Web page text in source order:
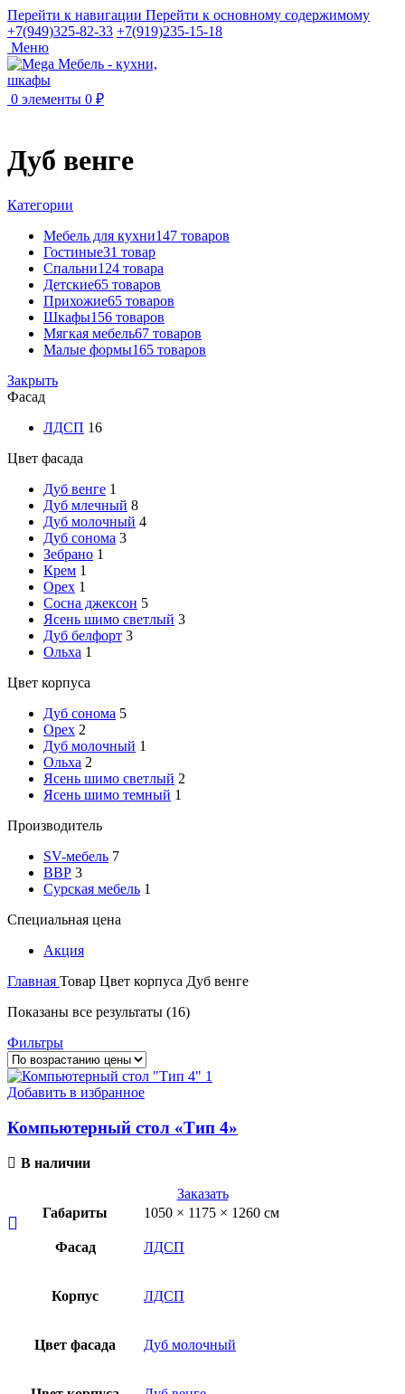
Перейти к навигации Перейти к основному содержимому
+7(949)325-82-33 +7(919)235-15-18
Меню
0 элементы 0 ₽
Дуб венге
Категории
Мебель для кухни147 товаров
Гостиные31 товар
Спальни124 товара
Детские65 товаров
Прихожие65 товаров
Шкафы156 товаров
Мягкая мебель67 товаров
Малые формы165 товаров
Закрыть
Фасад
ЛДСП 16
Цвет фасада
Дуб венге 1
Дуб млечный 8
Дуб молочный 4
Дуб сонома 3
Зебрано 1
Крем 1
Орех 1
Сосна джексон 5
Ясень шимо светлый 3
Дуб белфорт 3
Ольха 1
Цвет корпуса
Дуб сонома 5
Орех 2
Дуб молочный 1
Ольха 2
Ясень шимо светлый 2
Ясень шимо темный 1
Производитель
SV-мебель 7
ВВР 3
Сурская мебель 1
Специальная цена
Акция
Главная Товар Цвет корпуса Дуб венге
Показаны все результаты (16)Цены:
Фильтры
Добавить в избранное
Компьютерный стол «Тип 4»
В наличии
Заказать
Габариты
1050 × 1175 × 1260 см
Фасад ЛДСП
Корпус ЛДСП
Цвет фасада Дуб молочный